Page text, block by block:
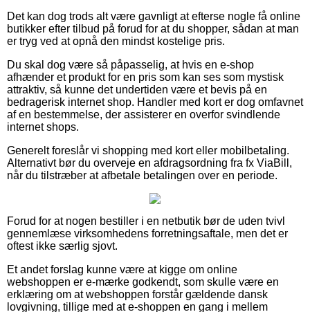
Det kan dog trods alt være gavnligt at efterse nogle få online
butikker efter tilbud på forud for at du shopper, sådan at man
er tryg ved at opnå den mindst kostelige pris.
Du skal dog være så påpasselig, at hvis en e-shop
afhænder et produkt for en pris som kan ses som mystisk
attraktiv, så kunne det undertiden være et bevis på en
bedragerisk internet shop. Handler med kort er dog omfavnet
af en bestemmelse, der assisterer en overfor svindlende
internet shops.
Generelt foreslår vi shopping med kort eller mobilbetaling.
Alternativt bør du overveje en afdragsordning fra fx ViaBill,
når du tilstræber at afbetale betalingen over en periode.
Forud for at nogen bestiller i en netbutik bør de uden tvivl
gennemlæse virksomhedens forretningsaftale, men det er
oftest ikke særlig sjovt.
Et andet forslag kunne være at kigge om online
webshoppen er e-mærke godkendt, som skulle være en
erklæring om at webshoppen forstår gældende dansk
lovgivning, tillige med at e-shoppen en gang i mellem